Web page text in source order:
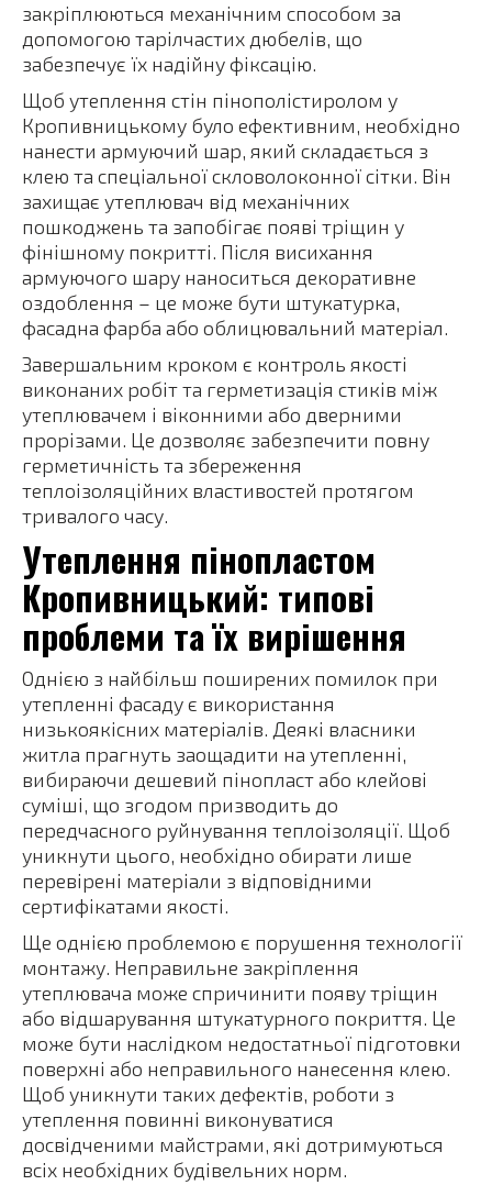
закріплюються механічним способом за
допомогою тарілчастих дюбелів, що
забезпечує їх надійну фіксацію.
Щоб утеплення стін пінополістиролом у
Кропивницькому було ефективним, необхідно
нанести армуючий шар, який складається з
клею та спеціальної скловолоконної сітки. Він
захищає утеплювач від механічних
пошкоджень та запобігає появі тріщин у
фінішному покритті. Після висихання
армуючого шару наноситься декоративне
оздоблення – це може бути штукатурка,
фасадна фарба або облицювальний матеріал.
Завершальним кроком є контроль якості
виконаних робіт та герметизація стиків між
утеплювачем і віконними або дверними
прорізами. Це дозволяє забезпечити повну
герметичність та збереження
теплоізоляційних властивостей протягом
тривалого часу.
Утеплення пінопластом
Кропивницький: типові
проблеми та їх вирішення
Однією з найбільш поширених помилок при
утепленні фасаду є використання
низькоякісних матеріалів. Деякі власники
житла прагнуть заощадити на утепленні,
вибираючи дешевий пінопласт або клейові
суміші, що згодом призводить до
передчасного руйнування теплоізоляції. Щоб
уникнути цього, необхідно обирати лише
перевірені матеріали з відповідними
сертифікатами якості.
Ще однією проблемою є порушення технології
монтажу. Неправильне закріплення
утеплювача може спричинити появу тріщин
або відшарування штукатурного покриття. Це
може бути наслідком недостатньої підготовки
поверхні або неправильного нанесення клею.
Щоб уникнути таких дефектів, роботи з
утеплення повинні виконуватися
досвідченими майстрами, які дотримуються
всіх необхідних будівельних норм.